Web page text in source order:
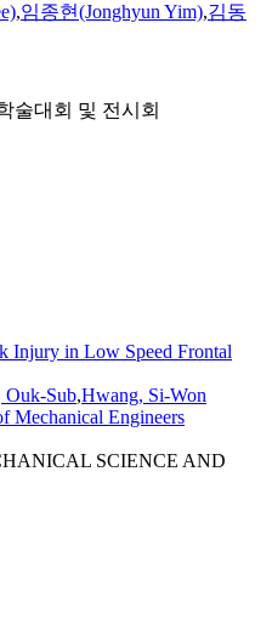
,임종현(Jonghyun Yim),김동
술대회 및 전시회
Injury in Low Speed Frontal
Ouk-Sub,Hwang, Si-Won
Mechanical Engineers
SCIENCE AND